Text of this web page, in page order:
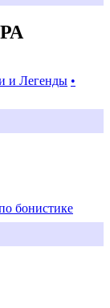
и Легенды •
бонистике